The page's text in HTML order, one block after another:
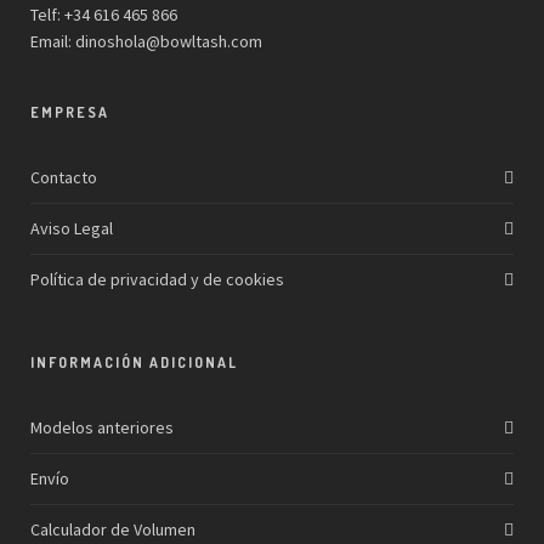
Telf: +34 616 465 866
Email: dinoshola@bowltash.com
EMPRESA
Contacto
Aviso Legal
Política de privacidad y de cookies
INFORMACIÓN ADICIONAL
Modelos anteriores
Envío
Calculador de Volumen